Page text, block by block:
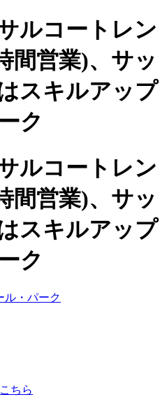
ルコートレン
間営業)、 サッ
スキルアップ
ク
ルコートレン
間営業)、サッ
スキルアップ
ク
ちら